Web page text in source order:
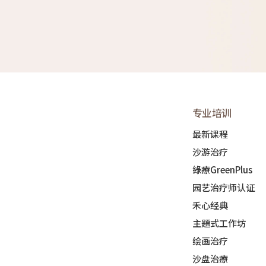
专业培训
最新课程
沙游治疗
綠療GreenPlus
园艺治疗师认证
禾心经典
主題式工作坊
绘画治疗
沙盘治療